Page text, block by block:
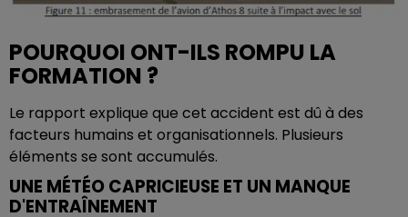
POURQUOI ONT-ILS ROMPU LA
FORMATION ?
Le rapport explique que cet accident est dû à des
facteurs humains et organisationnels. Plusieurs
éléments se sont accumulés.
UNE MÉTÉO CAPRICIEUSE ET UN MANQUE
D'ENTRAÎNEMENT